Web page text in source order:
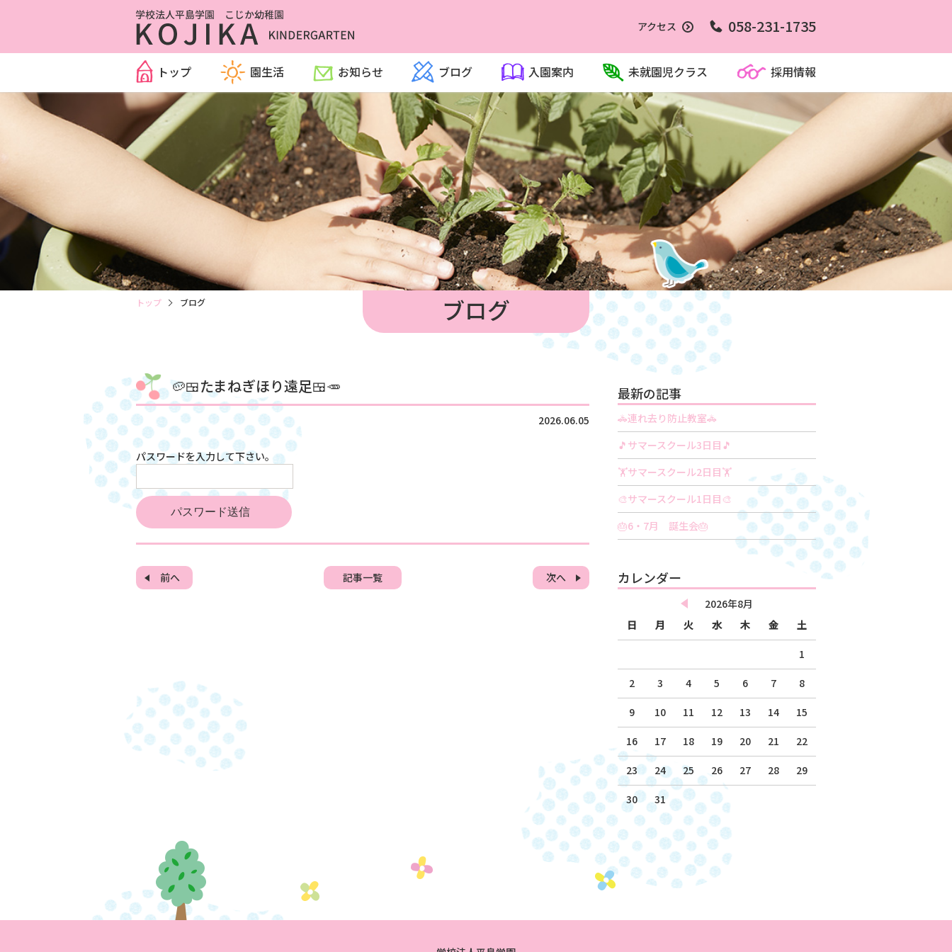
トップ 園生活 お知らせ ブログ 入園案内 未就園児クラス 採用情報
アクセス 058-231-1735
トップ ブログ ブログ
🥔🍱たまねぎほり遠足🍱🥕
2026.06.05
パスワードを入力して下さい。
前へ 次へ
記事一覧
最新の記事
🚓連れ去り防止教室🚓
🎵サマースクール3日目🎵
🏋️サマースクール2日目🏋️
🎨サマースクール1日目🎨
🎂6・7月 誕生会🎂
カレンダー
2026年8月
日
月 火 水 木 金 土
1
2 3 4 5 6 7 8
9 10 11 12 13 14 15
16 17 18 19 20 21 22
23 24 25 26 27 28 29
30 31